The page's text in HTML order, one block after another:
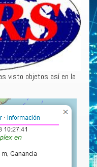
visto objetos así en la